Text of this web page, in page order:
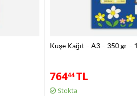
Kuşe Kağıt – A3 – 350 gr –
76444TL
Stokta